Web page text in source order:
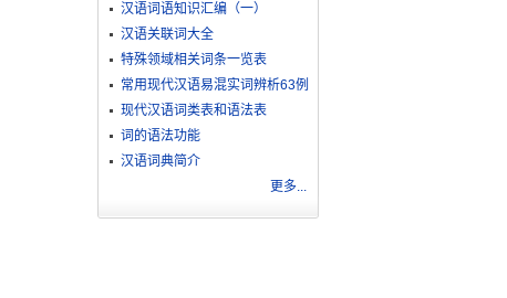
汉语词语知识汇编（一）
汉语关联词大全
特殊领域相关词条一览表
常用现代汉语易混实词辨析63例
现代汉语词类表和语法表
词的语法功能
汉语词典简介
更多...